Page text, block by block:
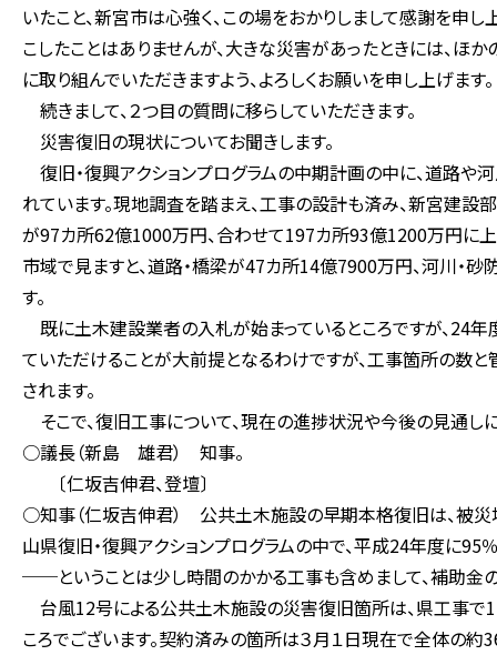
いたこと、新宮市は心強く、この場をおかりしまして感謝を
こしたことはありませんが、大きな災害があったときには、ほ
に取り組んでいただきますよう、よろしくお願いを申し上げます。
続きまして、２つ目の質問に移らしていただきます。
災害復旧の現状についてお聞きします。
復旧・復興アクションプログラムの中期計画の中に、道路
れています。現地調査を踏まえ、工事の設計も済み、新宮建設
が97カ所62億1000万円、合わせて197カ所93億1200万円に
市域で見ますと、道路・橋梁が47カ所14億7900万円、河川・
す。
既に土木建設業者の入札が始まっているところですが、24
ていただけることが大前提となるわけですが、工事箇所の数
されます。
そこで、復旧工事について、現在の進捗状況や今後の見通し
○議長（新島 雄君） 知事。
〔仁坂吉伸君、登壇〕
○知事（仁坂吉伸君） 公共土木施設の早期本格復旧は、被災
山県復旧・復興アクションプログラムの中で、平成24年度に
──ということは少し時間のかかる工事も含めまして、補助金
台風12号による公共土木施設の災害復旧箇所は、県工事で
ころでございます。契約済みの箇所は３月１日現在で全体の約